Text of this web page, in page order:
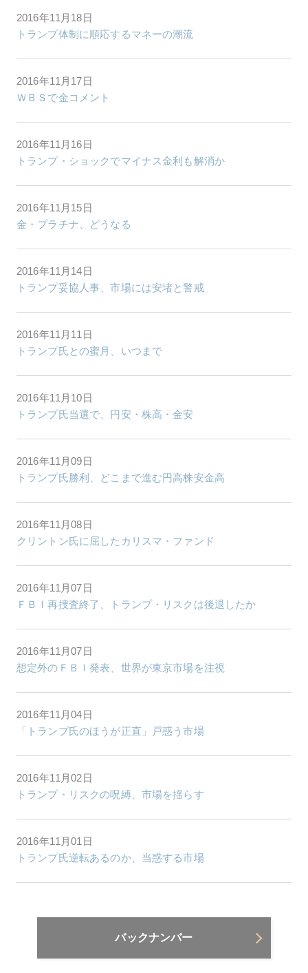
2016年11月18日
トランプ体制に順応するマネーの潮流
2016年11月17日
ＷＢＳで金コメント
2016年11月16日
トランプ・ショックでマイナス金利も解消か
2016年11月15日
金・プラチナ、どうなる
2016年11月14日
トランプ妥協人事、市場には安堵と警戒
2016年11月11日
トランプ氏との蜜月、いつまで
2016年11月10日
トランプ氏当選で、円安・株高・金安
2016年11月09日
トランプ氏勝利、どこまで進む円高株安金高
2016年11月08日
クリントン氏に屈したカリスマ・ファンド
2016年11月07日
ＦＢＩ再捜査終了、トランプ・リスクは後退したか
2016年11月07日
想定外のＦＢＩ発表、世界が東京市場を注視
2016年11月04日
「トランプ氏のほうが正直」戸惑う市場
2016年11月02日
トランプ・リスクの呪縛、市場を揺らす
2016年11月01日
トランプ氏逆転あるのか、当惑する市場
バックナンバー